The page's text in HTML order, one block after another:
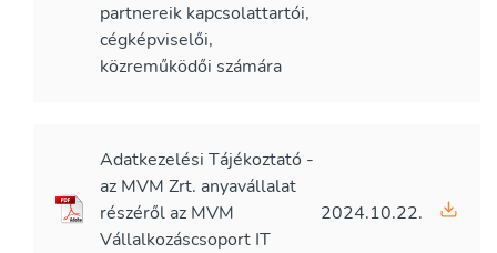
partnereik kapcsolattartói,
cégképviselői,
közreműködői számára
Adatkezelési Tájékoztató -
az MVM Zrt. anyavállalat
részéről az MVM
Vállalkozáscsoport IT
2024.10.22.